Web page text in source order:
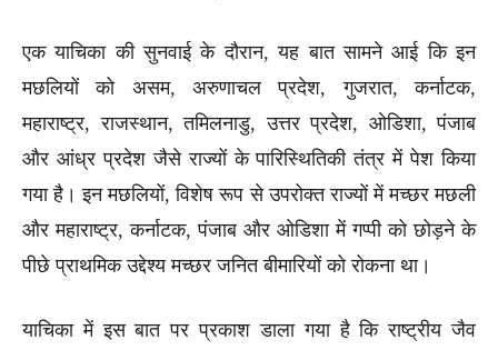
एक याचिका की सुनवाई के दौरान, यह बात सामने आई कि इन
मछलियों को असम, अरुणाचल प्रदेश, गुजरात, कर्नाटक,
महाराष्ट्र, राजस्थान, तमिलनाडु, उत्तर प्रदेश, ओडिशा, पंजाब
और आंध्र प्रदेश जैसे राज्यों के पारिस्थितिकी तंत्र में पेश किया
गया है। इन मछलियों, विशेष रूप से उपरोक्त राज्यों में मच्छर मछली
और महाराष्ट्र, कर्नाटक, पंजाब और ओडिशा में गप्पी को छोड़ने के
पीछे प्राथमिक उद्देश्य मच्छर जनित बीमारियों को रोकना था।
याचिका में इस बात पर प्रकाश डाला गया है कि राष्ट्रीय जैव